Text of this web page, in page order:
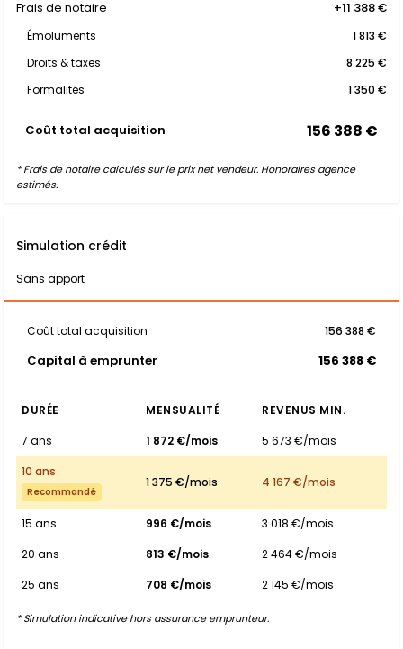
Frais de notaire +11 388 €
Émoluments
1 813 €
Droits & taxes
8 225 €
Formalités
1 350 €
Coût total acquisition 156 388 €
* Frais de notaire calculés sur le prix net vendeur. Honoraires agence
estimés.
Simulation crédit
Sans apport
Coût total acquisition 156 388 €
Capital à emprunter 156 388 €
DURÉE MENSUALITÉ
REVENUS MIN.
7 ans
1 872 €/mois
5 673 €/mois
10 ans
Recommandé
1 375 €/mois 4 167 €/mois
15 ans 996 €/mois
3 018 €/mois
20 ans
813 €/mois
2 464 €/mois
25 ans
708 €/mois 2 145 €/mois
* Simulation indicative hors assurance emprunteur.